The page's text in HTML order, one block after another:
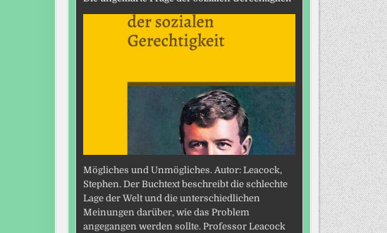
Mögliches und Unmögliches. Autor: Leacock,
Stephen. Der Buchtext beschreibt die schlechte
Lage der Welt und die unterschiedlichen
Meinungen darüber, wie das Problem
angegangen werden sollte. Professor Leacock